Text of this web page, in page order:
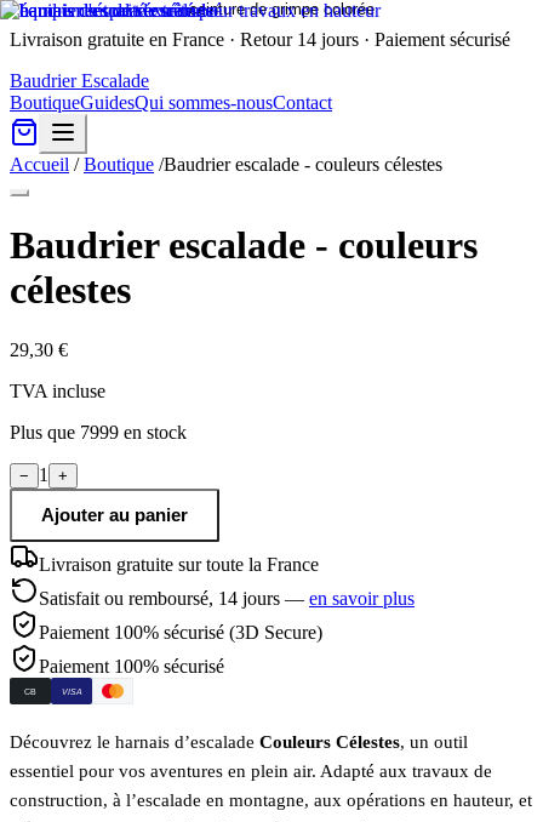
Livraison gratuite en France · Retour 14 jours · Paiement sécurisé
Baudrier Escalade
BoutiqueGuidesQui sommes-nousContact
Accueil / Boutique /Baudrier escalade - couleurs célestes
Baudrier escalade - couleurs
célestes
29,30 €
TVA incluse
Plus que 7999 en stock
− 1 +
Ajouter au panier
Livraison gratuite sur toute la France
Satisfait ou remboursé, 14 jours — en savoir plus
Paiement 100% sécurisé (3D Secure)
Paiement 100% sécurisé
CB VISA
Découvrez le harnais d’escalade Couleurs Célestes, un outil
essentiel pour vos aventures en plein air. Adapté aux travaux de
construction, à l’escalade en montagne, aux opérations en hauteur, et